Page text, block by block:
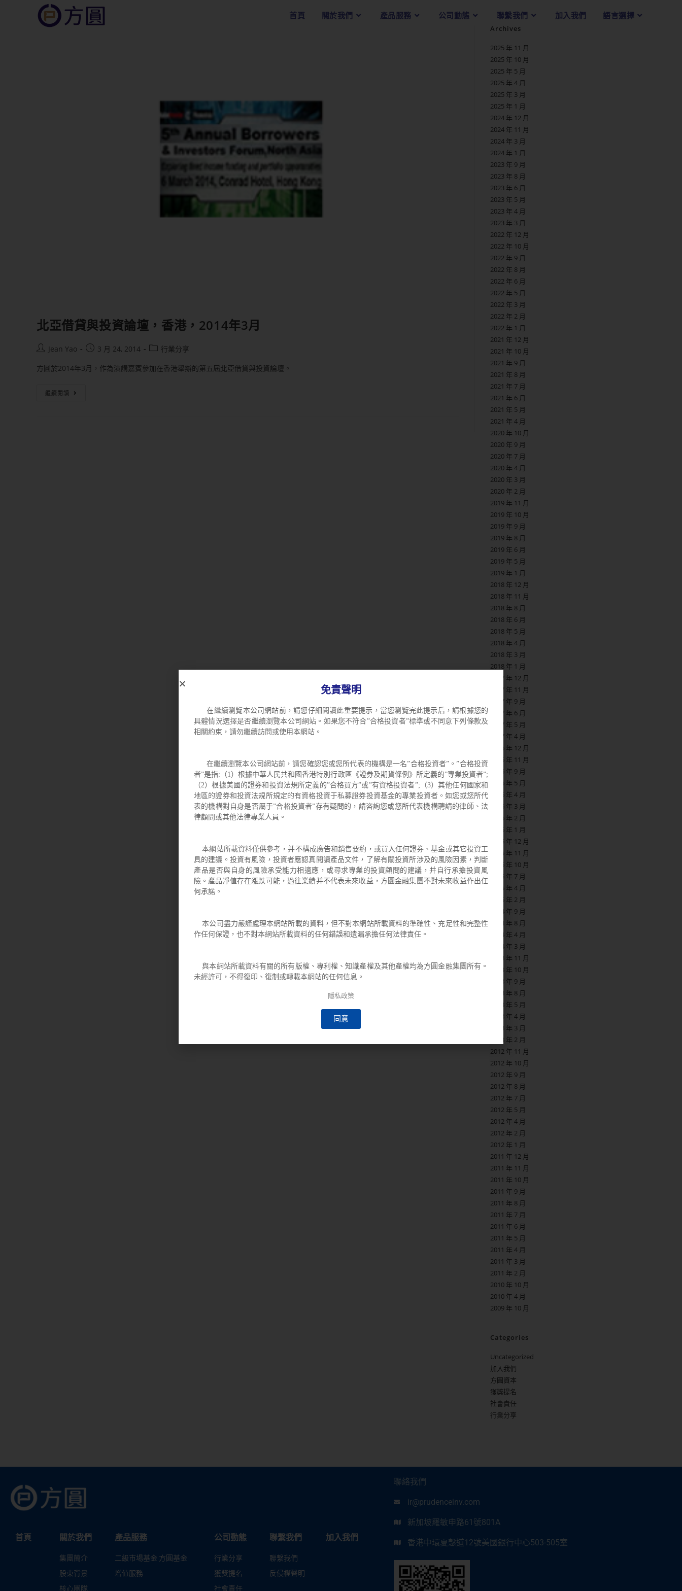
首頁 關於我們 產品服務 公司動態 聯繫我們 加入我們 語言選擇
北亞借貸與投資論壇，香港，2014年3月
Jean Yao 3 月 24, 2014
行業分享
方圓於2014年3月，作為演講嘉賓參加在香港舉辦的第五屆北亞借貸與投資論壇。
繼續閱讀
Archives
2025 年 11 月
2025 年 10 月
2025 年 5 月
2025 年 4 月
2025 年 3 月
2025 年 1 月
2024 年 12 月
2024 年 11 月
2024 年 3 月
2024 年 1 月
2023 年 9 月
2023 年 8 月
2023 年 6 月
2023 年 5 月
2023 年 4 月
2023 年 3 月
2022 年 12 月
2022 年 10 月
2022 年 9 月
2022 年 8 月
2022 年 6 月
2022 年 5 月
2022 年 3 月
2022 年 2 月
2022 年 1 月
2021 年 12 月
2021 年 10 月
2021 年 9 月
2021 年 8 月
2021 年 7 月
2021 年 6 月
2021 年 5 月
2021 年 4 月
2020 年 10 月
2020 年 9 月
2020 年 7 月
2020 年 4 月
2020 年 3 月
2020 年 2 月
2019 年 11 月
2019 年 10 月
2019 年 9 月
2019 年 8 月
2019 年 6 月
2019 年 5 月
2019 年 1 月
2018 年 12 月
2018 年 11 月
2018 年 8 月
2018 年 6 月
2018 年 5 月
2018 年 4 月
2018 年 3 月
2018 年 1 月
2017 年 12 月
2017 年 11 月
2017 年 9 月
2017 年 6 月
2017 年 5 月
2017 年 4 月
2016 年 12 月
2016 年 11 月
2016 年 9 月
2016 年 5 月
2016 年 4 月
2016 年 3 月
2016 年 2 月
2016 年 1 月
2015 年 12 月
2015 年 11 月
2015 年 10 月
2015 年 7 月
2015 年 4 月
2015 年 2 月
2014 年 9 月
2014 年 8 月
2014 年 4 月
2014 年 3 月
2013 年 11 月
2013 年 10 月
2013 年 9 月
2013 年 8 月
2013 年 5 月
2013 年 4 月
2013 年 3 月
2013 年 2 月
2012 年 11 月
2012 年 10 月
2012 年 9 月
2012 年 8 月
2012 年 7 月
2012 年 5 月
2012 年 4 月
2012 年 2 月
2012 年 1 月
2011 年 12 月
2011 年 11 月
2011 年 10 月
2011 年 9 月
2011 年 8 月
2011 年 7 月
2011 年 6 月
2011 年 5 月
2011 年 4 月
2011 年 3 月
2011 年 2 月
2010 年 10 月
2010 年 4 月
2009 年 10 月
Categories
Uncategorized
加入我們
方圓資本
獲獎提名
社會責任
行業分享
首頁 關於我們
集團簡介
股東背景
核心團隊
產品服務
二級市場基金 方圓基金
增值服務
公司動態
行業分享
獲獎提名
社會責任
聯繫我們
聯繫我們
反侵權聲明
加入我們
聯絡我們
ir@prudenceinv.com
新加坡羅敏申路61號801A
香港中環夏愨道12號美國銀行中心503-505室
免責聲明
在繼續瀏覽本公司網站前，請您仔細閱讀此重要提示，當您瀏覽完此提示后，請根據您的
具體情況選擇是否繼續瀏覽本公司網站。如果您不符合”合格投資者”標準或不同意下列條款及
相關約束，請勿繼續訪問或使用本網站。
在繼續瀏覽本公司網站前，請您確認您或您所代表的機構是一名”合格投資者”。”合格投資
者”是指:（1）根據中華人民共和國香港特別行政區《證券及期貨條例》所定義的”專業投資者”;
（2）根據美國的證券和投資法規所定義的”合格買方”或”有資格投資者”;（3）其他任何國家和
地區的證券和投資法規所規定的有資格投資于私募證券投資基金的專業投資者。如您或您所代
表的機構對自身是否屬于”合格投資者”存有疑問的，請咨詢您或您所代表機構聘請的律師、法
律顧問或其他法律專業人員。
本網站所載資料僅供參考，并不構成廣告和銷售要約，或買入任何證券、基金或其它投資工
具的建議。投資有風險，投資者應認真閱讀產品文件，了解有關投資所涉及的風險因素，判斷
產品是否與自身的風險承受能力相適應，或尋求專業的投資顧問的建議，并自行承擔投資風
險。產品凈值存在漲跌可能，過往業績并不代表未來收益，方圓金融集團不對未來收益作出任
何承諾。
本公司盡力嚴謹處理本網站所載的資料，但不對本網站所載資料的準確性、充足性和完整性
作任何保證，也不對本網站所載資料的任何錯誤和遺漏承擔任何法律責任。
與本網站所載資料有關的所有版權、專利權、知識產權及其他產權均為方圓金融集團所有。
未經許可，不得復印、復制或轉載本網站的任何信息。
隱私政策
同意